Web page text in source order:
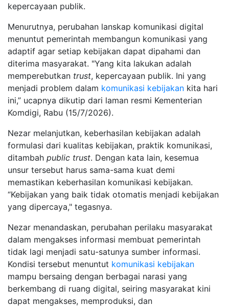
kepercayaan publik.
Menurutnya, perubahan lanskap komunikasi digital
menuntut pemerintah membangun komunikasi yang
adaptif agar setiap kebijakan dapat dipahami dan
diterima masyarakat. "Yang kita lakukan adalah
memperebutkan trust, kepercayaan publik. Ini yang
menjadi problem dalam komunikasi kebijakan kita hari
ini,” ucapnya dikutip dari laman resmi Kementerian
Komdigi, Rabu (15/7/2026).
Nezar melanjutkan, keberhasilan kebijakan adalah
formulasi dari kualitas kebijakan, praktik komunikasi,
ditambah public trust. Dengan kata lain, kesemua
unsur tersebut harus sama-sama kuat demi
memastikan keberhasilan komunikasi kebijakan.
“Kebijakan yang baik tidak otomatis menjadi kebijakan
yang dipercaya," tegasnya.
Nezar menandaskan, perubahan perilaku masyarakat
dalam mengakses informasi membuat pemerintah
tidak lagi menjadi satu-satunya sumber informasi.
Kondisi tersebut menuntut komunikasi kebijakan
mampu bersaing dengan berbagai narasi yang
berkembang di ruang digital, seiring masyarakat kini
dapat mengakses, memproduksi, dan